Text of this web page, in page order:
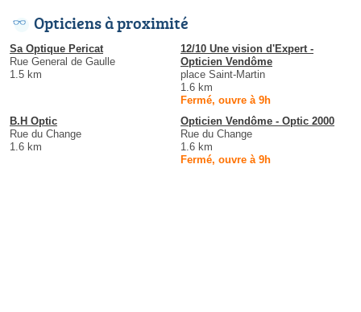
Opticiens à proximité
Sa Optique Pericat
Rue General de Gaulle
1.5 km
12/10 Une vision d'Expert -
Opticien Vendôme
place Saint-Martin
1.6 km
Fermé, ouvre à 9h
B.H Optic
Rue du Change
1.6 km
Opticien Vendôme - Optic 2000
Rue du Change
1.6 km
Fermé, ouvre à 9h